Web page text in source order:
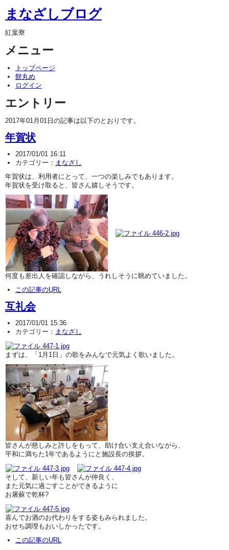
まなざしブログ
紅葉寮
メニュー
トップページ
餅丸め
ログイン
エントリー
2017年01月01日の記事は以下のとおりです。
年賀状
2017/01/01 16:11
カテゴリー： まなざし
年賀状は、利用者にとって、一つの楽しみでもあります。
年賀状を受け取ると、皆さん嬉しそうです。
何度も差出人を確認しながら、うれしそうに眺めていました。
この記事のURL
互礼会
2017/01/01 15:36
カテゴリー： まなざし
まずは、「1月1日」の歌をみんなで元気よく歌いました。
皆さんが慈しみと許しをもって、助け合い支え合いながら、
平和に満ちた1年であるようにと施設長の挨拶。
そして、新しい年も皆さんが仲良く、
また元気に過ごすことができるように
お屠蘇で乾杯?
喜んでお酒のお代わりをする姿もみられました。
おせち調理もおいしかったです。
この記事のURL